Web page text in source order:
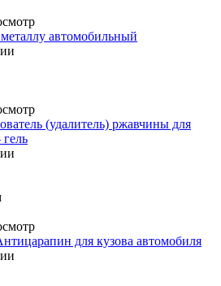
автомобильный
(удалитель) ржавчины для
для кузова автомобиля